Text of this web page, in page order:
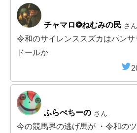
チャマロ❂ねむみの民 さん
令和のサイレンススズカはパンサ
ドールか
ふらぺちーの さん
今の競馬界の逃げ馬が ・令和の